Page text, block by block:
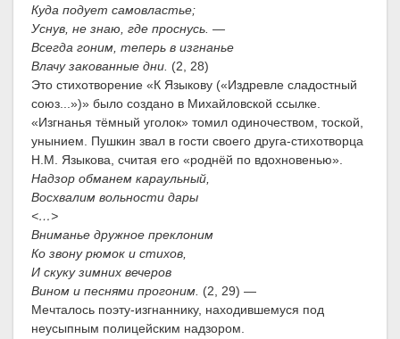
Куда подует самовластье;
Уснув, не знаю, где проснусь. —
Всегда гоним, теперь в изгнанье
Влачу закованные дни. (2, 28)
Это стихотворение «К Языкову («Издревле сладостный
союз...»)» было создано в Михайловской ссылке.
«Изгнанья тёмный уголок» томил одиночеством, тоской,
унынием. Пушкин звал в гости своего друга-стихотворца
Н.М. Языкова, считая его «роднёй по вдохновенью».
Надзор обманем караульный,
Восхвалим вольности дары
<…>
Вниманье дружное преклоним
Ко звону рюмок и стихов,
И скуку зимних вечеров
Вином и песнями прогоним. (2, 29) —
Мечталось поэту-изгнаннику, находившемуся под
неусыпным полицейским надзором.